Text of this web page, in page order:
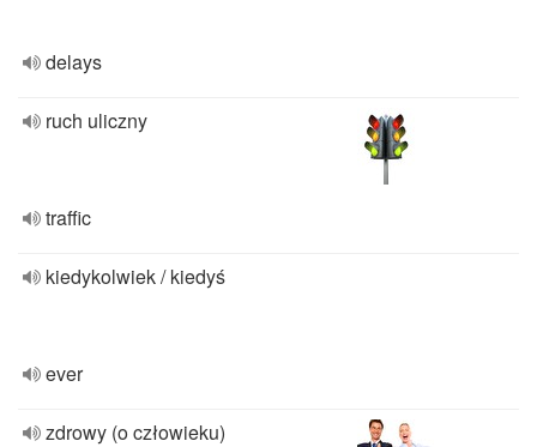
delays
ruch uliczny
traffic
kiedykolwiek / kiedyś
ever
zdrowy (o człowieku)